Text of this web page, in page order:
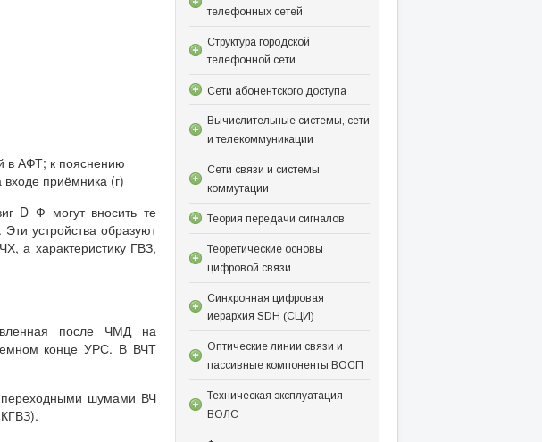
в АФТ; к пояснению
приёмника (г)
D Ф могут вносить те
устройства образуют
а характеристику ГВЗ,
после ЧМД на
конце УРС. В ВЧТ
переходными шумами ВЧ
телефонных сетей
Структура городской
телефонной сети
Сети абонентского доступа
Вычислительные системы, сети
и телекоммуникации
Сети связи и системы
коммутации
Теория передачи сигналов
Теоретические основы
цифровой связи
Синхронная цифровая
иерархия SDH (СЦИ)
Оптические линии связи и
пассивные компоненты ВОСП
Техническая эксплуатация
ВОЛС